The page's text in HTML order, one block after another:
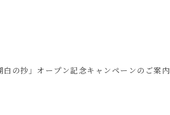
白の抄」オープン記念キャンペーンのご案内